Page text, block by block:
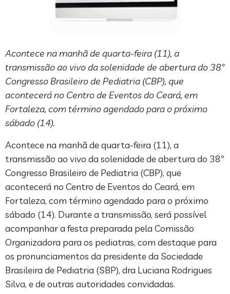
Acontece na manhã de quarta-feira (11), a
transmissão ao vivo da solenidade de abertura do 38º
Congresso Brasileiro de Pediatria (CBP), que
acontecerá no Centro de Eventos do Ceará, em
Fortaleza, com término agendado para o próximo
sábado (14).
Acontece na manhã de quarta-feira (11), a
transmissão ao vivo da solenidade de abertura do 38º
Congresso Brasileiro de Pediatria (CBP), que
acontecerá no Centro de Eventos do Ceará, em
Fortaleza, com término agendado para o próximo
sábado (14). Durante a transmissão, será possível
acompanhar a festa preparada pela Comissão
Organizadora para os pediatras, com destaque para
os pronunciamentos da presidente da Sociedade
Brasileira de Pediatria (SBP), dra Luciana Rodrigues
Silva, e de outras autoridades convidadas.